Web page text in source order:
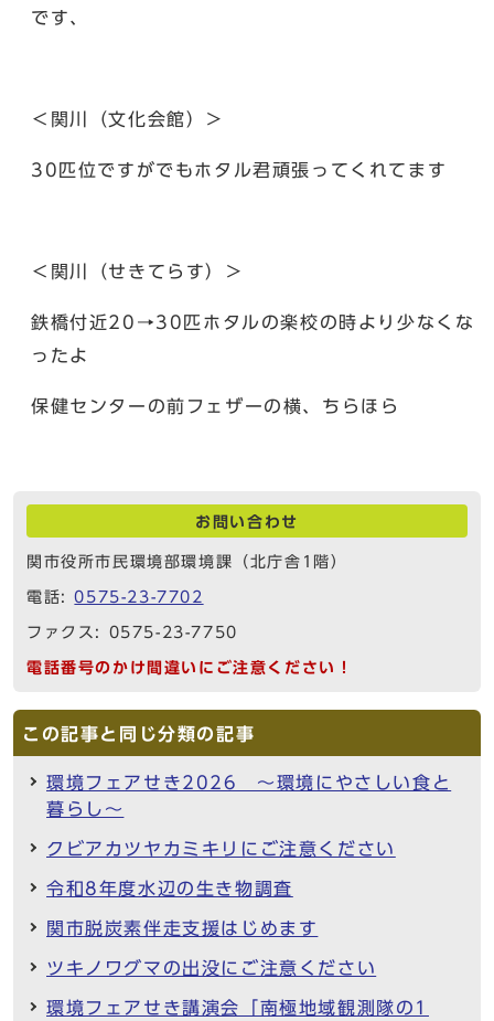
です、
＜関川（文化会館）＞
30匹位ですがでもホタル君頑張ってくれてます
＜関川（せきてらす）＞
鉄橋付近20→30匹ホタルの楽校の時より少なくな
ったよ
保健センターの前フェザーの横、ちらほら
お問い合わせ
関市役所市民環境部環境課（北庁舎1階）
電話:0575-23-7702
ファクス: 0575-23-7750
電話番号のかけ間違いにご注意ください！
この記事と同じ分類の記事
環境フェアせき2026 ～環境にやさしい食と
暮らし～
クビアカツヤカミキリにご注意ください
令和8年度水辺の生き物調査
関市脱炭素伴走支援はじめます
ツキノワグマの出没にご注意ください
環境フェアせき講演会「南極地域観測隊の1